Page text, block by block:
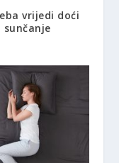
vrijedi doći